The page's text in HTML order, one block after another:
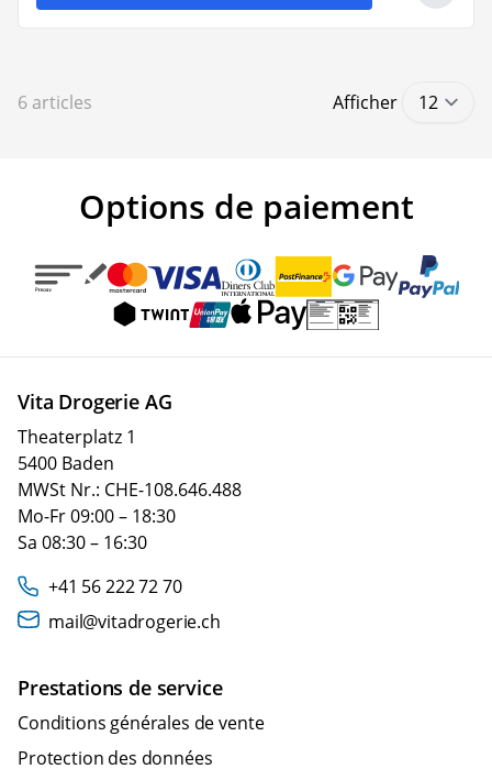
6 articles Afficher
Options de paiement
Vita Drogerie AG
Theaterplatz 1
5400 Baden
MWSt Nr.: CHE-108.646.488
Mo-Fr 09:00 – 18:30
Sa 08:30 – 16:30
+41 56 222 72 70
mail@vitadrogerie.ch
Prestations de service
Conditions générales de vente
Protection des données